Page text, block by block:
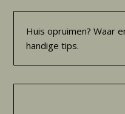
Huis opruimen? Waar
handige tips.